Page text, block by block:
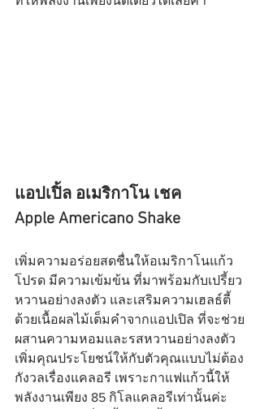
แอปเปิ้ล อเมริกาโน เชค
Apple Americano Shake
เพิ่มความอร่อยสดชื่นให้อเมริกาโนแก้ว
โปรด มีความเข้มข้น ที่มาพร้อมกับเปรี้ยว
หวานอย่างลงตัว และเสริมความเฮลธ์ตี้
ด้วยเนื้อผลไม้เต็มคำจากแอปเปิล ที่จะช่วย
ผสานความหอมและรสหวานอย่างลงตัว
เพิ่มคุณประโยชน์ให้กับตัวคุณแบบไม่ต้อง
กังวลเรื่องแคลอรี เพราะกาแฟแก้วนี้ให้
พลังงานเพียง 85 กิโลแคลอรีเท่านั้นค่ะ